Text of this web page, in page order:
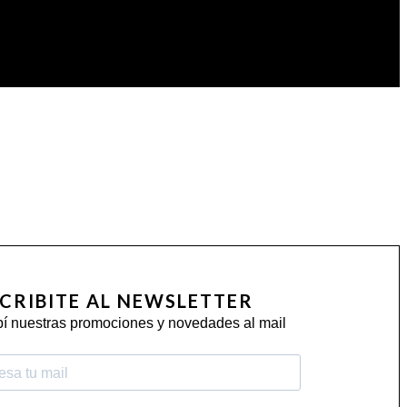
AL NEWSLETTER
nuestras promociones y novedades al mail